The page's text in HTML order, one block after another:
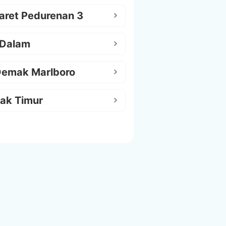
Pedurenan 3
Marlboro
Timur